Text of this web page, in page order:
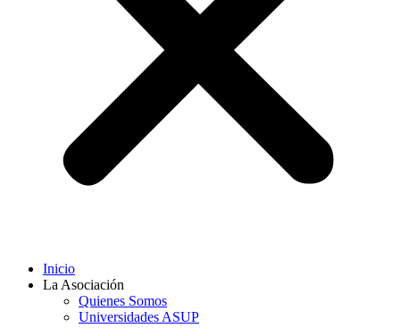
Inicio
La Asociación
Quienes Somos
Universidades ASUP